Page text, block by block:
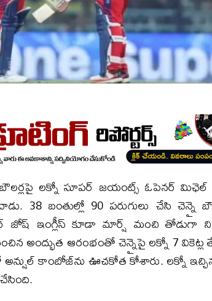
బౌలర్లపై లక్నో సూపర్ జయంట్స్ ఓపెనర్
38 బంతుల్లో 90 పరుగులు చేసి చెన్నై
ఇంగ్లీస్ కూడా మార్ష్ మంచి తోడుగా
అంద్భుత ఆరంభంతో చెన్నై‌పై లక్నో 7
కాంబోజ్‌ను ఊచకోత కోశారు. లక్నో